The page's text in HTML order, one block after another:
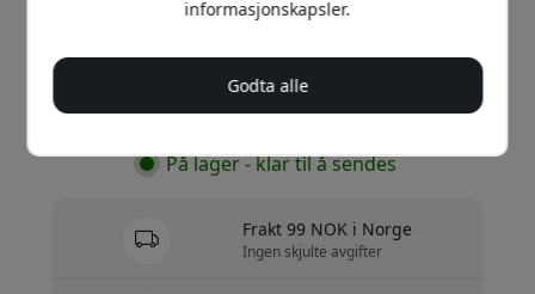
549 NOK
På lager - klar til å sendes
Frakt 99 NOK i Norge
Ingen skjulte avgifter
informasjonskapsler.
Godta alle